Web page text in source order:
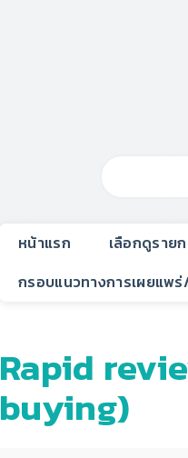
หน้าแรก เลือกดูราย
กรอบแนวทางการเผยแพ
Rapid
buying)